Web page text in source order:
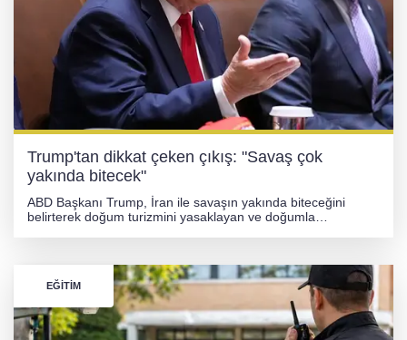
Trump'tan dikkat çeken çıkış: "Savaş çok
yakında bitecek"
ABD Başkanı Trump, İran ile savaşın yakında biteceğini
belirterek doğum turizmini yasaklayan ve doğumla
EĞITIM